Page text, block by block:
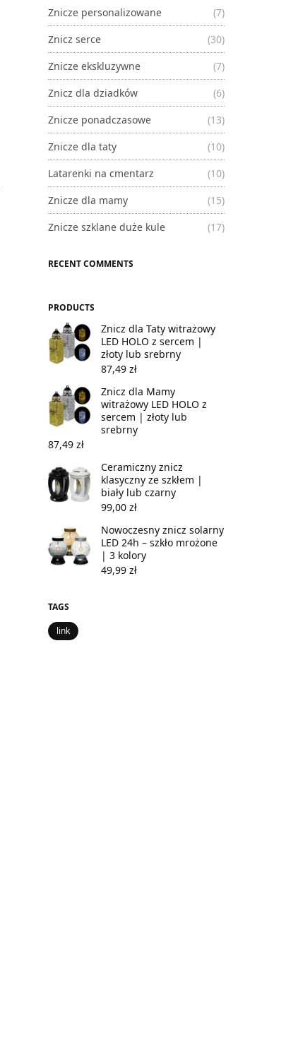
Znicze personalizowane
(7)
Znicz serce
(30)
Znicze ekskluzywne
(7)
Znicz dla dziadków
(6)
Znicze ponadczasowe
(13)
Znicze dla taty
(10)
Latarenki na cmentarz
(10)
Znicze dla mamy
(15)
Znicze szklane duże kule
(17)
RECENT COMMENTS
PRODUCTS
Znicz dla Taty witrażowy
LED HOLO z sercem |
złoty lub srebrny
87,49 zł
Znicz dla Mamy
witrażowy LED HOLO z
sercem | złoty lub
srebrny
87,49 zł
Ceramiczny znicz
klasyczny ze szkłem |
biały lub czarny
99,00 zł
Nowoczesny znicz solarny
LED 24h – szkło mrożone
| 3 kolory
49,99 zł
TAGS
link